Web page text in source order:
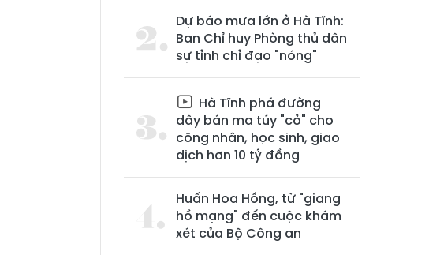
Dự báo mưa lớn ở Hà Tĩnh:
Ban Chỉ huy Phòng thủ dân
sự tỉnh chỉ đạo "nóng"
Hà Tĩnh phá đường
dây bán ma túy "cỏ" cho
công nhân, học sinh, giao
dịch hơn 10 tỷ đồng
Huấn Hoa Hồng, từ "giang
hồ mạng" đến cuộc khám
xét của Bộ Công an